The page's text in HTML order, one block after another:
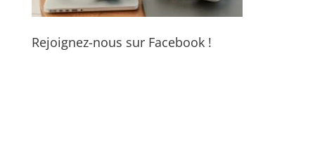
Rejoignez-nous sur Facebook !